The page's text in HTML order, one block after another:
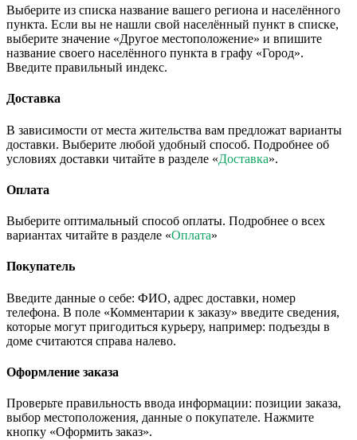
Выберите из списка название вашего региона и населённого
пункта. Если вы не нашли свой населённый пункт в списке,
выберите значение «Другое местоположение» и впишите
название своего населённого пункта в графу «Город».
Введите правильный индекс.
Доставка
В зависимости от места жительства вам предложат варианты
доставки. Выберите любой удобный способ. Подробнее об
условиях доставки читайте в разделе «Доставка».
Оплата
Выберите оптимальный способ оплаты. Подробнее о всех
вариантах читайте в разделе «Оплата»
Покупатель
Введите данные о себе: ФИО, адрес доставки, номер
телефона. В поле «Комментарии к заказу» введите сведения,
которые могут пригодиться курьеру, например: подъезды в
доме считаются справа налево.
Оформление заказа
Проверьте правильность ввода информации: позиции заказа,
выбор местоположения, данные о покупателе. Нажмите
кнопку «Оформить заказ».